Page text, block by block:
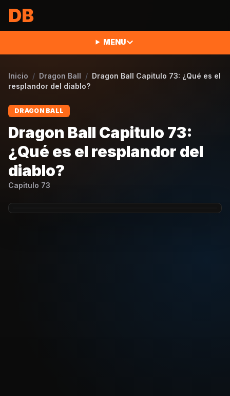
DB
MENU
Inicio / Dragon Ball / Dragon Ball Capitulo 73: ¿Qué es el
resplandor del diablo?
DRAGON BALL
Dragon Ball Capitulo 73:
¿Qué es el resplandor del
diablo?
Capitulo 73